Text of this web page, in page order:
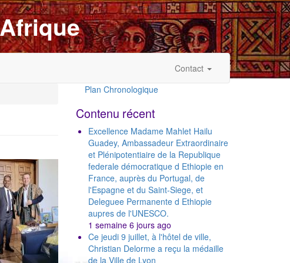
Contact
Plan Chronologique
Contenu récent
Excellence Madame Mahlet Hailu
Guadey, Ambassadeur Extraordinaire
et Plénipotentiaire de la Republique
federale démocratique d Ethiopie en
France, auprès du Portugal, de
l'Espagne et du Saint-Siege, et
Deleguee Permanente d Ethiopie
aupres de l'UNESCO.
1 semaine 6 jours ago
Ce jeudi 9 juillet, à l'hôtel de ville,
Christian Delorme a reçu la médaille
de la Ville de Lyon